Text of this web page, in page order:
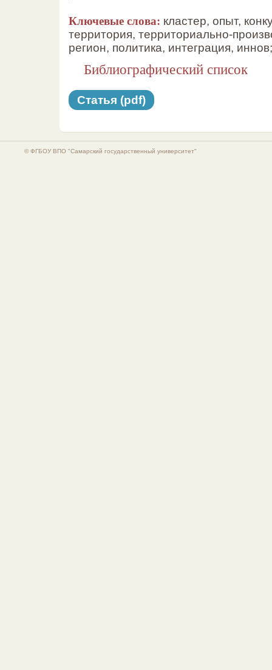
Ключевые слова: кластер, опыт,
территория, территориально-
регион, политика, интеграция, иннов;
Библиографический список
Статья (pdf)
© ФГБОУ ВПО "Самарский государственный университет"